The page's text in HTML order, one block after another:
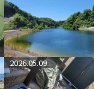
2026.05.09